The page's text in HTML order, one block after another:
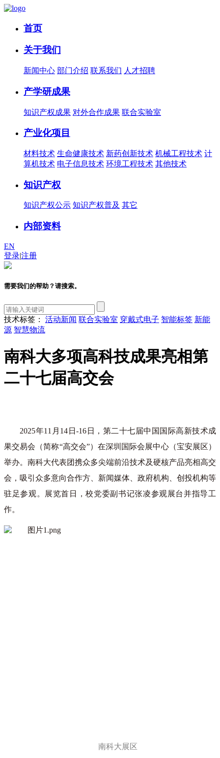
首页
关于我们
新闻中心 部门介绍 联系我们 人才招聘
产学研成果
知识产权成果 对外合作成果 联合实验室
产业化项目
材料技术 生命健康技术 新药创新技术 机械工程技术 计
算机技术 电子信息技术 环境工程技术 其他技术
知识产权
知识产权公示 知识产权普及 其它
内部资料
EN
登录|注册
需要我们的帮助？请搜索。
技术标签： 活动新闻 联合实验室 穿戴式电子 智能标签 新能
源 智慧物流
南科大多项高科技成果亮相第
二十七届高交会
2025年11月14日-16日，第二十七届中国国际高新技术成
果交易会（简称“高交会”）在深圳国际会展中心（宝安展区）
举办。南科大代表团携众多尖端前沿技术及硬核产品亮相高交
会，吸引众多意向合作方、新闻媒体、政府机构、创投机构等
驻足参观。展览首日，校党委副书记张凌参观展台并指导工
作。
南科大展区